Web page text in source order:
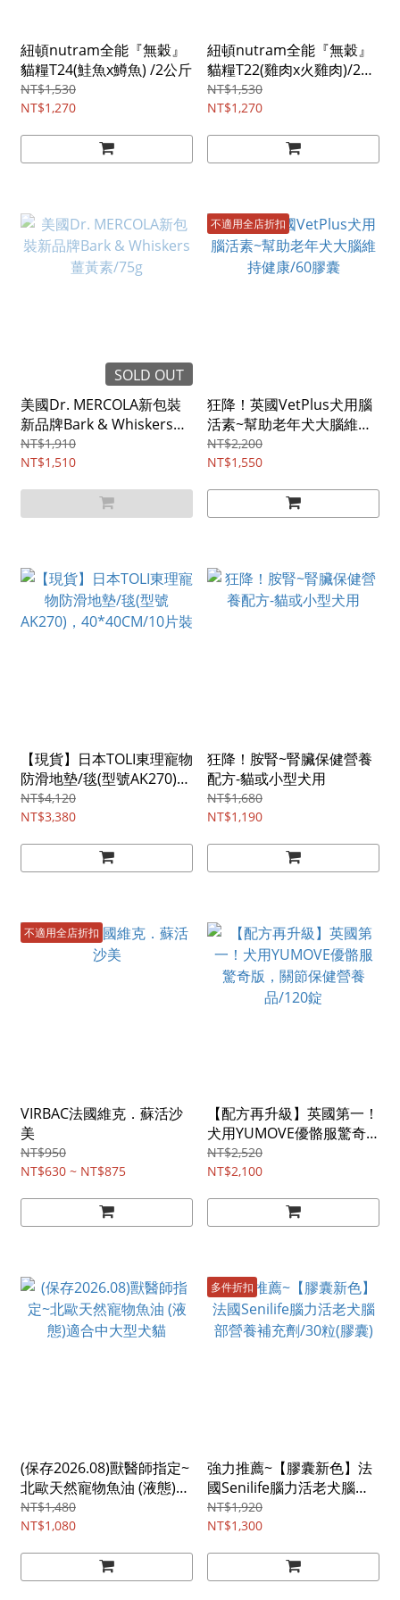
紐頓nutram全能『無穀』
貓糧T24(鮭魚x鱒魚) /2公斤
NT$1,530
NT$1,270
紐頓nutram全能『無穀』
貓糧T22(雞肉x火雞肉)/2公
斤
NT$1,530
NT$1,270
SOLD OUT
美國Dr. MERCOLA新包裝
新品牌Bark & Whiskers薑
黃素/75g
NT$1,910
NT$1,510
不適用全店折扣
狂降！英國VetPlus犬用腦
活素~幫助老年犬大腦維持
健康/60膠囊
NT$2,200
NT$1,550
【現貨】日本TOLI東理寵物
防滑地墊/毯(型號AK270)，
40*40CM/10片裝
NT$4,120
NT$3,380
狂降！胺腎~腎臟保健營養
配方-貓或小型犬用
NT$1,680
NT$1,190
不適用全店折扣
VIRBAC法國維克．蘇活沙
美
NT$950
NT$630 ~ NT$875
【配方再升級】英國第一！
犬用YUMOVE優骼服驚奇
版，關節保健營養品/120錠
NT$2,520
NT$2,100
(保存2026.08)獸醫師指定~
北歐天然寵物魚油 (液態)適
合中大型犬貓
NT$1,480
NT$1,080
多件折扣
強力推薦~【膠囊新色】法
國Senilife腦力活老犬腦部
營養補充劑/30粒(膠囊)
NT$1,920
NT$1,300